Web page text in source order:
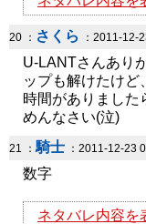
20 ： さくら ：2011-12-
U-LANTさんあり
ップも解けたけど
時間がありました
めんなさい(泣)
21 ：騎士 ：2011-12-23
数字
ネタバレ内容を